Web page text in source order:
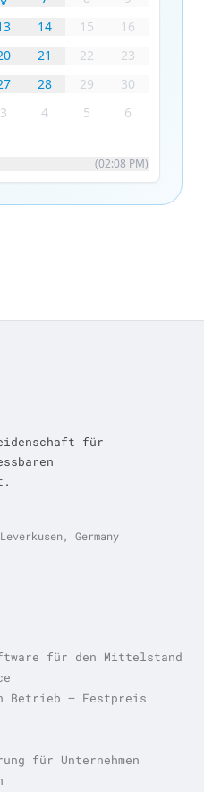
für
Germany
für den Mittelstand
Betrieb — Festpreis
für Unternehmen